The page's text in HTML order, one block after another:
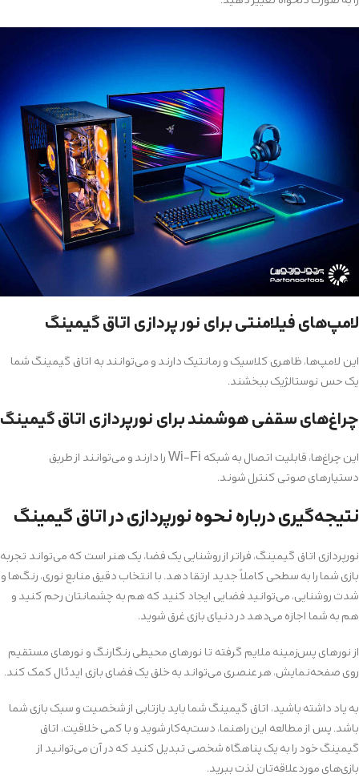
لامپ‌های فیلامنتی برای نور پردازی اتاق گیمینگ
این لامپ‌ها، ظاهری کلاسیک و رمانتیک دارند و می‌توانند به اتاق گیمینگ شما
یک حس نوستالژیک ببخشند.
چراغ‌های سقفی هوشمند برای نورپردازی اتاق گیمینگ
این چراغ‌ها، قابلیت اتصال به شبکه Wi-Fi را دارند و می‌توانند از طریق
دستیارهای صوتی کنترل شوند.
نتیجه‌گیری درباره نحوه نورپردازی در اتاق گیمینگ
نورپردازی اتاق گیمینگ، فراتر از روشنایی یک فضا، یک هنر است که می‌تواند تجربه
بازی شما را به سطحی کاملاً جدید ارتقا دهد. با انتخاب دقیق منابع نوری، رنگ‌ها و
شدت روشنایی، می‌توانید فضایی ایجاد کنید که هم به چشمانتان رحم کنید و
هم به شما اجازه می‌دهد در دنیای بازی غرق شوید.
از نورهای پس‌زمینه ملایم گرفته تا نورهای محیطی رنگارنگ و نورهای مستقیم
روی صفحه‌نمایش، هر عنصری می‌تواند به خلق یک فضای بازی ایدئال کمک کند.
به یاد داشته باشید، اتاق گیمینگ شما باید بازتابی از شخصیت و سبک بازی شما
باشد. پس از مطالعه این راهنما، دست‌به‌کار شوید و با کمی خلاقیت، اتاق
گیمینگ خود را به یک پناهگاه شخصی تبدیل کنید که در آن می‌توانید از
بازی‌های موردعلاقه‌تان لذت ببرید.